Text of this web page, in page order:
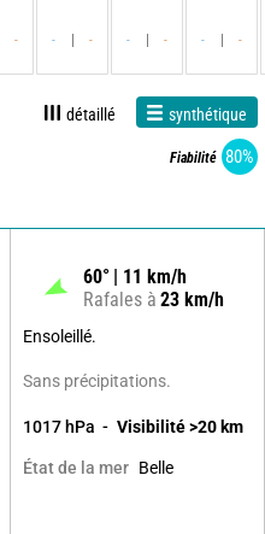
- - - - - - -
détaillé synthétique
Fiabilité 80%
60° 11 km/h
Rafales à 23 km/h
Ensoleillé.
Sans précipitations.
1017 hPa Visibilité >20 km
État de la mer Belle